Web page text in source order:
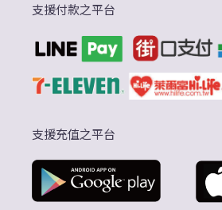
支援付款之平台
支援充值之平台